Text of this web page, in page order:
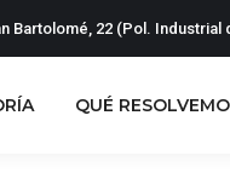
Bartolomé, 22 (Pol. Industrial
QUÉ